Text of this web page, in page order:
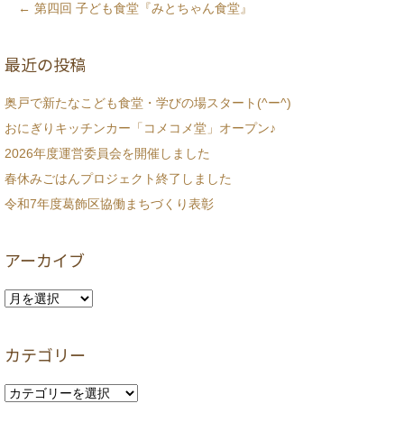
← 第四回 子ども食堂『みとちゃん食堂』
最近の投稿
奥戸で新たなこども食堂・学びの場スタート(^ー^)
おにぎりキッチンカー「コメコメ堂」オープン♪
2026年度運営委員会を開催しました
春休みごはんプロジェクト終了しました
令和7年度葛飾区協働まちづくり表彰
アーカイブ
ア
イ
カテゴリー
カ